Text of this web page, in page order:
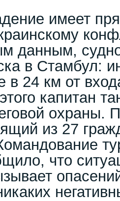
имеет
данным,
в Стамбул:
в 24 км от
капитан
охраны.
из 27
что